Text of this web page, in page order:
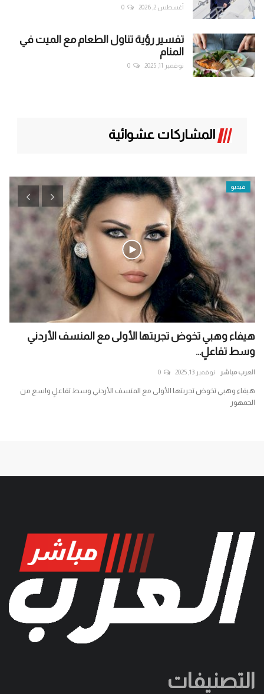
أغسطس 2, 2026 0
تفسير رؤية تناول الطعام مع الميت في
المنام
نوفمبر 11, 2025 0
المشاركات عشوائية
فيديو
هيفاء وهبي تخوض تجربتها الأولى مع المنسف الأردني
وسط تفاعلٍ...
العرب مباشر نوفمبر 13, 2025 0
هيفاء وهبي تخوض تجربتها الأولى مع المنسف الأردني وسط تفاعلٍ واسع من
الجمهور
التصنيفات